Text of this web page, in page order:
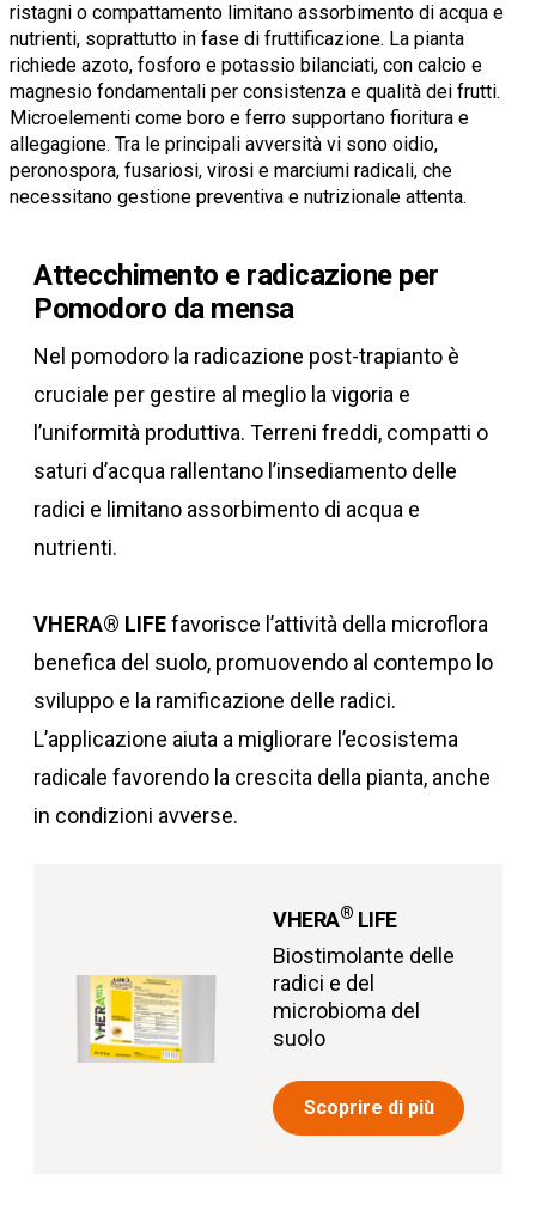
ristagni o compattamento limitano assorbimento di acqua e
nutrienti, soprattutto in fase di fruttificazione. La pianta
richiede azoto, fosforo e potassio bilanciati, con calcio e
magnesio fondamentali per consistenza e qualità dei frutti.
Microelementi come boro e ferro supportano fioritura e
allegagione. Tra le principali avversità vi sono oidio,
peronospora, fusariosi, virosi e marciumi radicali, che
necessitano gestione preventiva e nutrizionale attenta.
Attecchimento e radicazione per
Pomodoro da mensa
Nel pomodoro la radicazione post-trapianto è
cruciale per gestire al meglio la vigoria e
l’uniformità produttiva. Terreni freddi, compatti o
saturi d’acqua rallentano l’insediamento delle
radici e limitano assorbimento di acqua e
nutrienti.
VHERA® LIFEfavorisce l’attività della microflora
benefica del suolo, promuovendo al contempo lo
sviluppo e la ramificazione delle radici.
L’applicazione aiuta a migliorare l’ecosistema
radicale favorendo la crescita della pianta, anche
in condizioni avverse.
VHERA® LIFE
Biostimolante delle
radici e del
microbioma del
suolo
Scoprire di più